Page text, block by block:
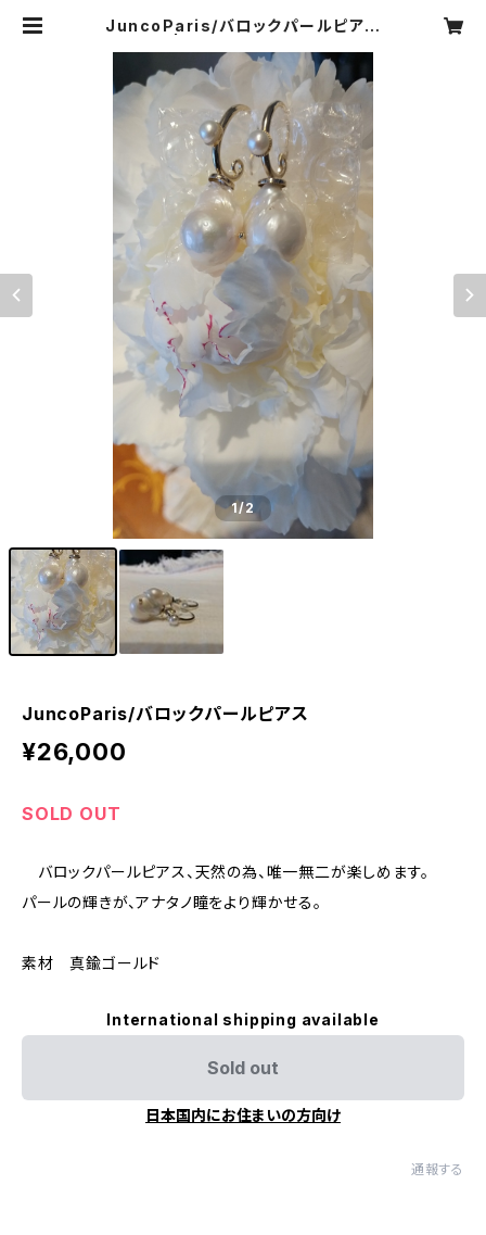
JuncoParis/バロックパールピアス
1/2
JuncoParis/バロックパールピアス
¥26,000
SOLD OUT
バロックパールピアス、天然の為、唯一無二が楽しめます。
パールの輝きが、アナタノ瞳をより輝かせる。
素材 真鍮ゴールド
International shipping available
Sold out
日本国内にお住まいの方向け
通報する